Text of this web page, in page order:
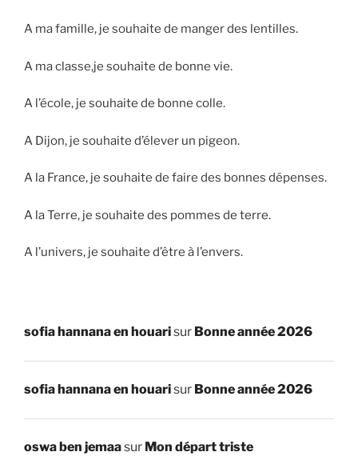
A ma famille, je souhaite de manger des lentilles.
A ma classe,je souhaite de bonne vie.
A l’école, je souhaite de bonne colle.
A Dijon, je souhaite d’élever un pigeon.
A la France, je souhaite de faire des bonnes dépenses.
A la Terre, je souhaite des pommes de terre.
A l’univers, je souhaite d’être à l’envers.
sofia hannana en houarisur Bonne année 2026
sofia hannana en houarisur Bonne année 2026
oswa ben jemaasur Mon départ triste